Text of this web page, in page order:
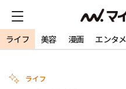
ライフ 美容 漫画 エンタメ
ライフ